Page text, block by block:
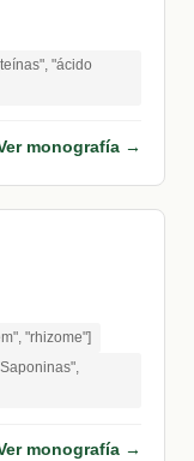
"ácido
monografía →
"rhizome"]
monografía →